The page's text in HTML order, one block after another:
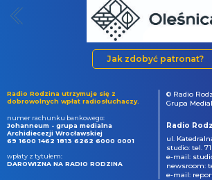
Jak zdobyć patronat?
Radio Rodzina utrzymuje się z
dobrowolnych wpłat radiosłuchaczy.
numer rachunku bankowego:
Johanneum - grupa medialna
Archidiecezji Wrocławskiej
69 1600 1462 1813 6262 6000 0001
wpłaty z tytułem:
DAROWIZNA NA RADIO RODZINA
© Radio
Grupa
Radio
ul.
studio: tel.
e-mail:
newsroom:
e-mail: